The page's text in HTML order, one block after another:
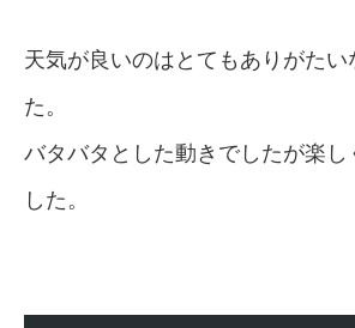
天気が良いのはとてもありがたい
た。
バタバタとした動きでしたが楽し
した。